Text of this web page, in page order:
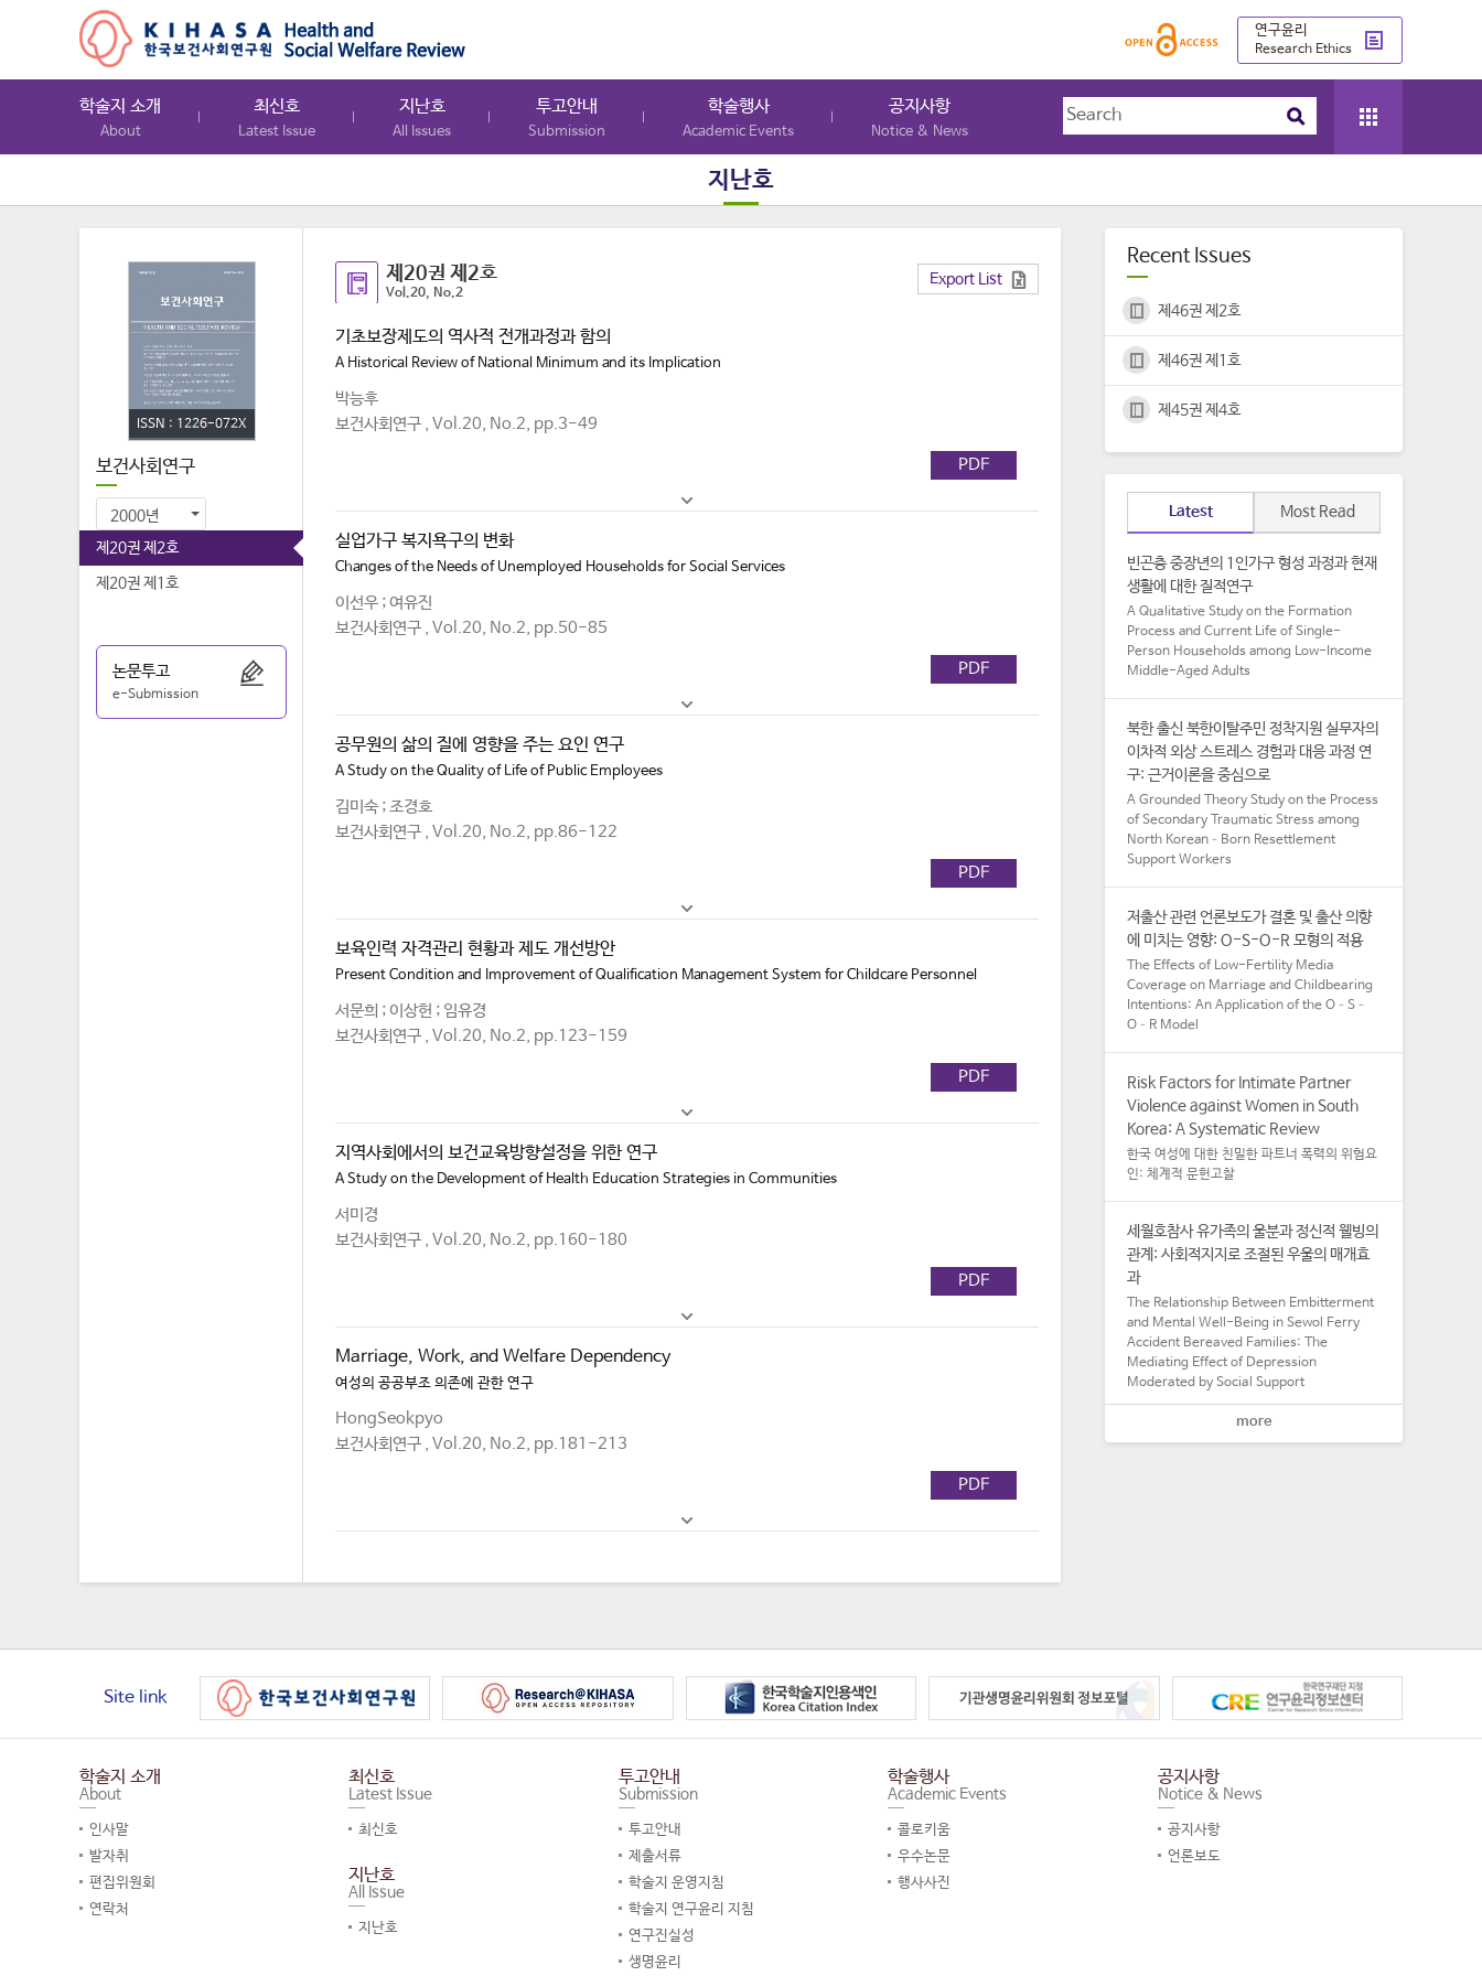
연구윤리
Research Ethics
학술지 소개
About
최신호
Latest Issue
지난호
All Issues
투고안내
Submission
학술행사
Academic Events
공지사항
Notice & News
지난호
ISSN : 1226-072X
보건사회연구
2000년
제20권 제2호
제20권 제1호
논문투고
e-Submission
제20권 제2호
Vol.20, No.2
Export List
기초보장제도의 역사적 전개과정과 함의
A Historical Review of National Minimum and its Implication
박능후
보건사회연구 , Vol.20, No.2, pp.3-49
PDF
실업가구 복지욕구의 변화
Changes of the Needs of Unemployed Households for Social Services
이선우 ; 여유진
보건사회연구 , Vol.20, No.2, pp.50-85
PDF
공무원의 삶의 질에 영향을 주는 요인 연구
A Study on the Quality of Life of Public Employees
김미숙 ; 조경호
보건사회연구 , Vol.20, No.2, pp.86-122
PDF
보육인력 자격관리 현황과 제도 개선방안
Present Condition and Improvement of Qualification Management System for Childcare Personnel
서문희 ; 이상헌 ; 임유경
보건사회연구 , Vol.20, No.2, pp.123-159
PDF
지역사회에서의 보건교육방향설정을 위한 연구
A Study on the Development of Health Education Strategies in Communities
서미경
보건사회연구 , Vol.20, No.2, pp.160-180
PDF
Marriage, Work, and Welfare Dependency
여성의 공공부조 의존에 관한 연구
HongSeokpyo
보건사회연구 , Vol.20, No.2, pp.181-213
PDF
Recent Issues
제46권 제2호
제46권 제1호
제45권 제4호
Latest Most Read
빈곤층 중장년의 1인가구 형성 과정과 현재
생활에 대한 질적연구
A Qualitative Study on the Formation
Process and Current Life of Single-
Person Households among Low-Income
Middle-Aged Adults​
북한 출신 북한이탈주민 정착지원 실무자의
이차적 외상 스트레스 경험과 대응 과정 연
구: 근거이론을 중심으로
A Grounded Theory Study on the Process
of Secondary Traumatic Stress among
North Korean–Born Resettlement
Support Workers
저출산 관련 언론보도가 결혼 및 출산 의향
에 미치는 영향: O-S-O-R 모형의 적용
The Effects of Low-Fertility Media
Coverage on Marriage and Childbearing
Intentions: An Application of the O–S–
O–R Model
Risk Factors for Intimate Partner
Violence against Women in South
Korea: A Systematic Review
한국 여성에 대한 친밀한 파트너 폭력의 위험요
인: 체계적 문헌고찰
세월호참사 유가족의 울분과 정신적 웰빙의
관계: 사회적지지로 조절된 우울의 매개효
과
The Relationship Between Embitterment
and Mental Well-Being in Sewol Ferry
Accident Bereaved Families: The
Mediating Effect of Depression
Moderated by Social Support
more
Site link
학술지 소개
About
인사말
발자취
편집위원회
연락처
최신호
Latest Issue
최신호
지난호
All Issue
지난호
투고안내
Submission
투고안내
제출서류
학술지 운영지침
학술지 연구윤리 지침
연구진실성
생명윤리
학술행사
Academic Events
콜로키움
우수논문
행사사진
공지사항
Notice & News
공지사항
언론보도